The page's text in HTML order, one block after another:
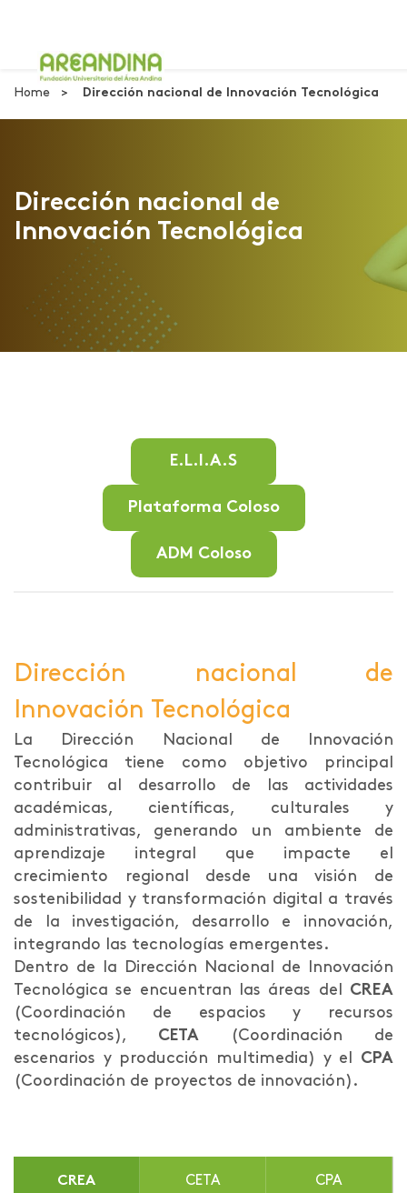
Home Dirección nacional de Innovación Tecnológica
Dirección nacional de
Innovación Tecnológica
E.L.I.A.S
Plataforma Coloso
ADM Coloso
Dirección nacional de
Innovación Tecnológica
La Dirección Nacional de Innovación
Tecnológica tiene como objetivo principal
contribuir al desarrollo de las actividades
académicas, científicas, culturales y
administrativas, generando un ambiente de
aprendizaje integral que impacte el
crecimiento regional desde una visión de
sostenibilidad y transformación digital a través
de la investigación, desarrollo e innovación,
integrando las tecnologías emergentes.
Dentro de la Dirección Nacional de Innovación
Tecnológica se encuentran las áreas del CREA
(Coordinación de espacios y recursos
tecnológicos), CETA (Coordinación de
escenarios y producción multimedia) y el CPA
(Coordinación de proyectos de innovación).
CREA CETA CPA